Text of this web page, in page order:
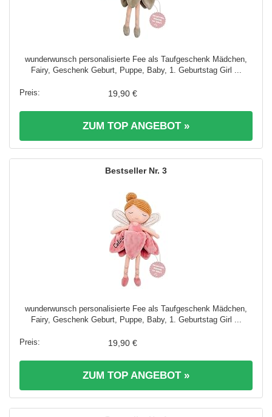
wunderwunsch personalisierte Fee als Taufgeschenk Mädchen,
Fairy, Geschenk Geburt, Puppe, Baby, 1. Geburtstag Girl ...
19,90 €
ZUM TOP ANGEBOT »
3
wunderwunsch personalisierte Fee als Taufgeschenk Mädchen,
Fairy, Geschenk Geburt, Puppe, Baby, 1. Geburtstag Girl ...
19,90 €
ZUM TOP ANGEBOT »